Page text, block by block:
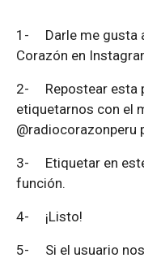
1- Darle me gusta
Corazón en
2- Repostear esta
etiquetarnos con el
@radiocorazonperu
3- Etiquetar en
función.
4- ¡Listo!
5- Si el usuario